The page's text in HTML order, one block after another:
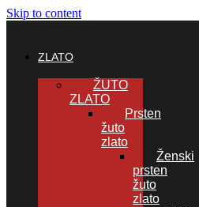
Skip to content
ZLATO
ŽUTO
ZLATO
Prsten
žuto
zlato
Ženski
prsten
žuto
zlato